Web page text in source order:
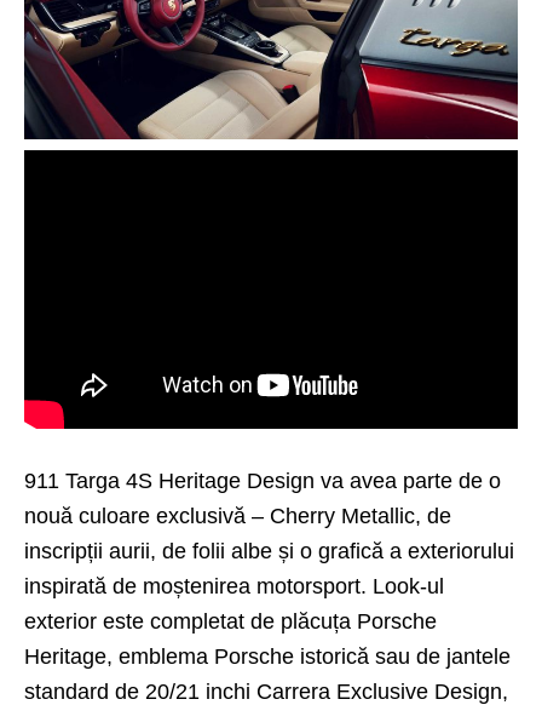
911 Targa 4S Heritage Design va avea parte de o
nouă culoare exclusivă – Cherry Metallic, de
inscripții aurii, de folii albe și o grafică a exteriorului
inspirată de moștenirea motorsport. Look-ul
exterior este completat de plăcuța Porsche
Heritage, emblema Porsche istorică sau de jantele
standard de 20/21 inchi Carrera Exclusive Design,